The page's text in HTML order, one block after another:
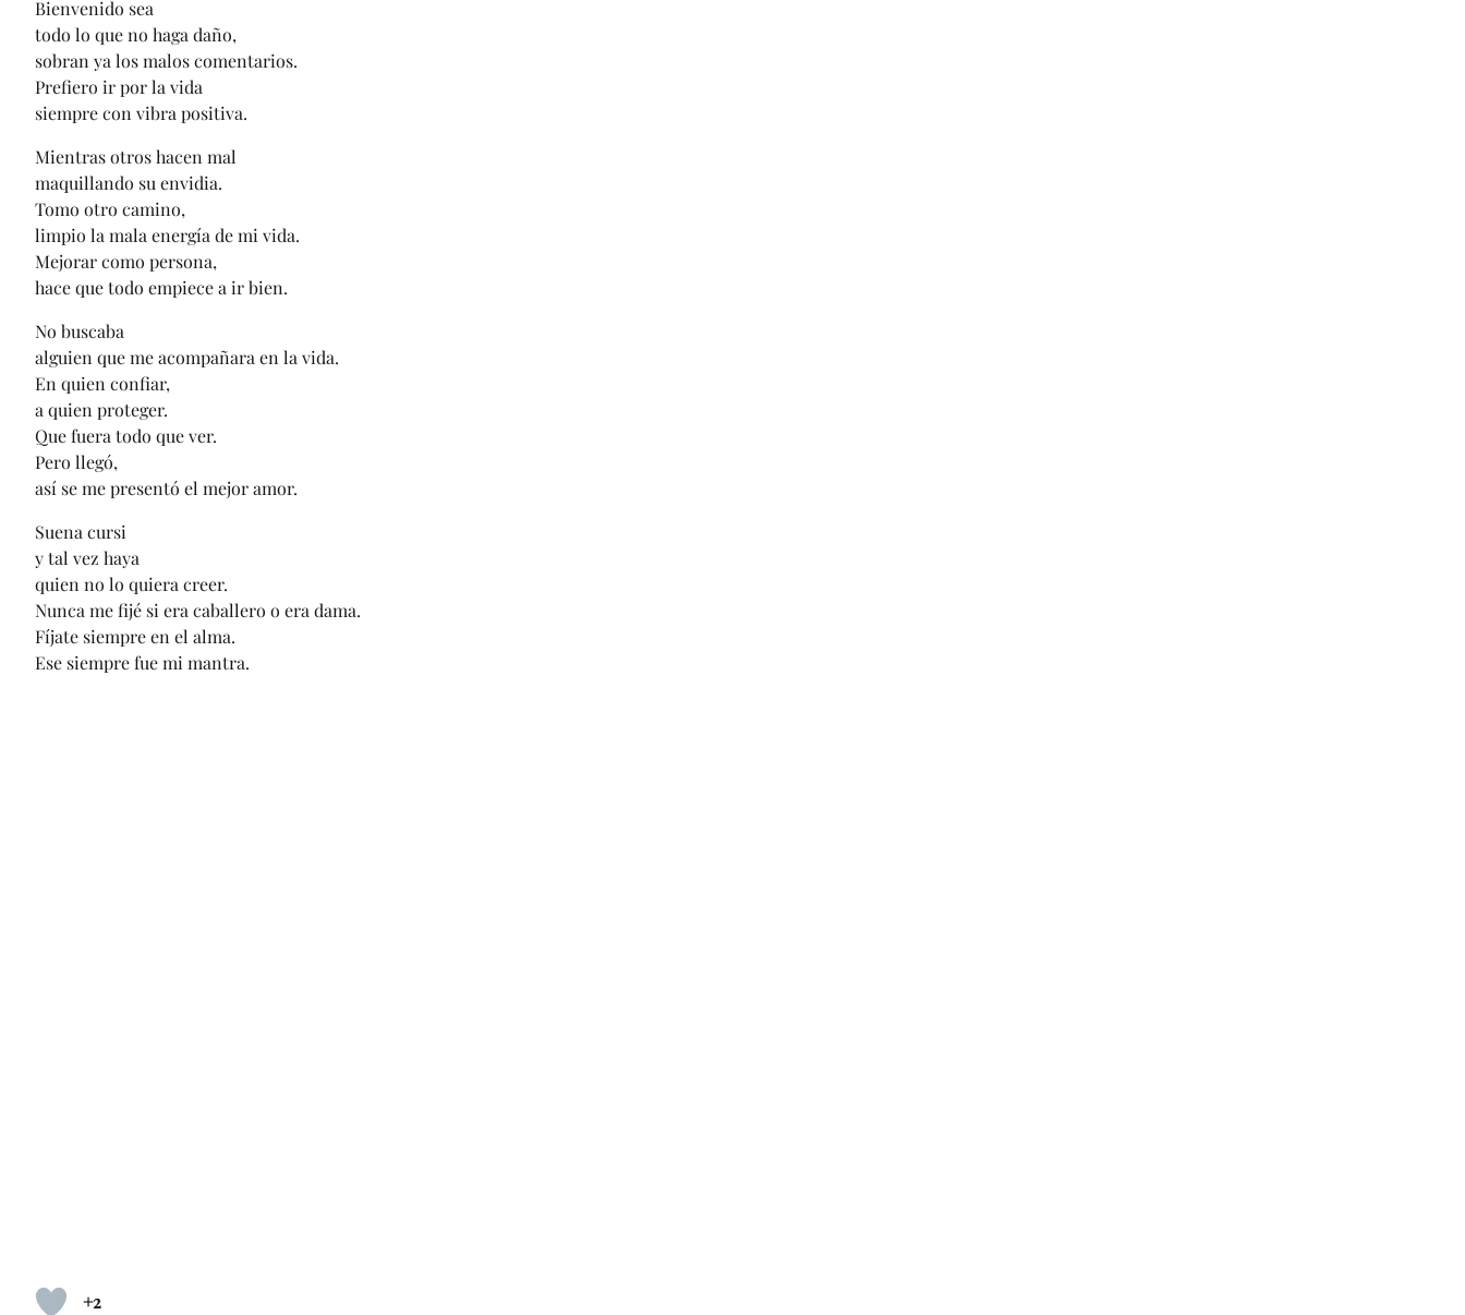
Bienvenido sea
todo lo que no haga daño,
sobran ya los malos comentarios.
Prefiero ir por la vida
siempre con vibra positiva.
Mientras otros hacen mal
maquillando su envidia.
Tomo otro camino,
limpio la mala energía de mi vida.
Mejorar como persona,
hace que todo empiece a ir bien.
No buscaba
alguien que me acompañara en la vida.
En quien confiar,
a quien proteger.
Que fuera todo que ver.
Pero llegó,
así se me presentó el mejor amor.
Suena cursi
y tal vez haya
quien no lo quiera creer.
Nunca me fijé si era caballero o era dama.
Fíjate siempre en el alma.
Ese siempre fue mi mantra.
+2